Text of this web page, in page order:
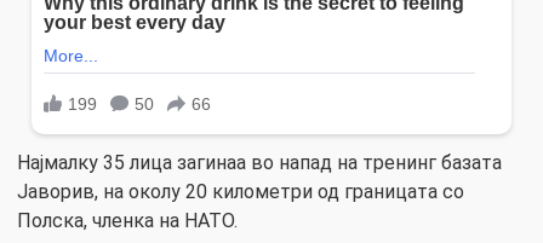
Најмалку 35 лица загинаа во напад на тренинг базата
Јаворив, на околу 20 километри од границата со
Полска, членка на НАТО.